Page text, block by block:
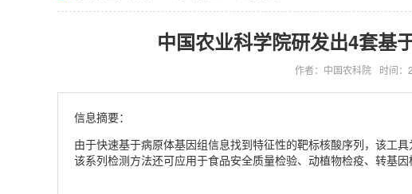
中国农业科学院研发出4套基
作者：中国农科院 时间：
信息摘要：
由于快速基于病原体基因组信息找到特征性的靶标核酸序列，该工
该系列检测方法还可应用于食品安全质量检验、动植物检疫、转基